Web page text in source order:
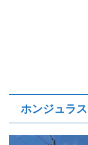
ホンジュラ